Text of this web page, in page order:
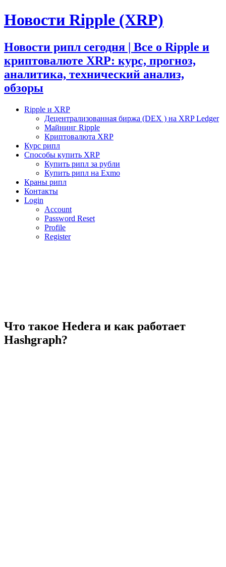
Новости Ripple (XRP)
Новости рипл сегодня | Все о Ripple и
криптовалюте XRP: курс, прогноз,
аналитика, технический анализ,
обзоры
Ripple и XRP
Децентрализованная биржа (DEX ) на XRP Ledger
Майнинг Ripple
Криптовалюта XRP
Курс рипл
Способы купить XRP
Купить рипл за рубли
Купить рипл на Exmo
Краны рипл
Контакты
Login
Account
Password Reset
Profile
Register
Что такое Hedera и как работает
Hashgraph?